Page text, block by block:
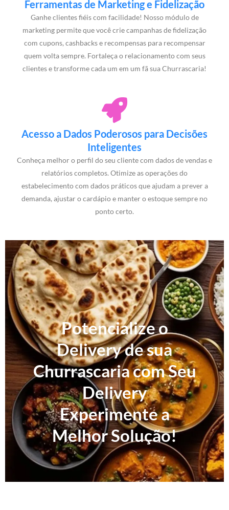
Ferramentas de Marketing e Fidelização
Ganhe clientes fiéis com facilidade! Nosso módulo de
marketing permite que você crie campanhas de fidelização
com cupons, cashbacks e recompensas para recompensar
quem volta sempre. Fortaleça o relacionamento com seus
clientes e transforme cada um em um fã sua Churrascaria!
Acesso a Dados Poderosos para Decisões
Inteligentes
Conheça melhor o perfil do seu cliente com dados de vendas e
relatórios completos. Otimize as operações do
estabelecimento com dados práticos que ajudam a prever a
demanda, ajustar o cardápio e manter o estoque sempre no
ponto certo.
Potencialize o
Delivery de sua
Churrascaria com Seu
Delivery
Experimente a
Melhor Solução!